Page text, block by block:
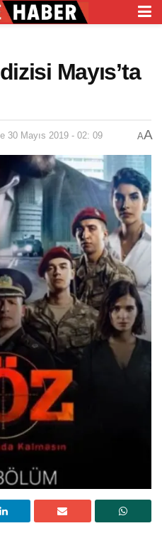
Mayıs’ta
30 Mayıs 2019 - 02: 09 AA